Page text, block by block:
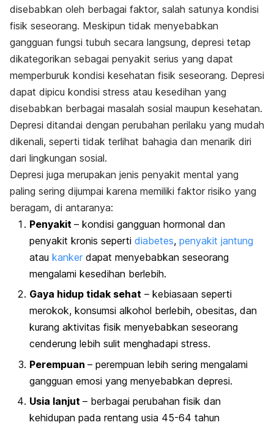
disebabkan oleh berbagai faktor, salah satunya kondisi
fisik seseorang. Meskipun tidak menyebabkan
gangguan fungsi tubuh secara langsung, depresi tetap
dikategorikan sebagai penyakit serius yang dapat
memperburuk kondisi kesehatan fisik seseorang. Depresi
dapat dipicu kondisi stress atau kesedihan yang
disebabkan berbagai masalah sosial maupun kesehatan.
Depresi ditandai dengan perubahan perilaku yang mudah
dikenali, seperti tidak terlihat bahagia dan menarik diri
dari lingkungan sosial.
Depresi juga merupakan jenis penyakit mental yang
paling sering dijumpai karena memiliki faktor risiko yang
beragam, di antaranya:
Penyakit – kondisi gangguan hormonal dan
penyakit kronis seperti diabetes, penyakit jantung
atau kanker dapat menyebabkan seseorang
mengalami kesedihan berlebih.
Gaya hidup tidak sehat – kebiasaan seperti
merokok, konsumsi alkohol berlebih, obesitas, dan
kurang aktivitas fisik menyebabkan seseorang
cenderung lebih sulit menghadapi stress.
Perempuan – perempuan lebih sering mengalami
gangguan emosi yang menyebabkan depresi.
Usia lanjut – berbagai perubahan fisik dan
kehidupan pada rentang usia 45-64 tahun